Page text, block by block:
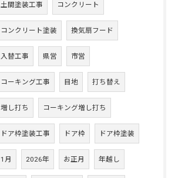
土間塗装工事 コンクリート
コンクリート塗装 換気扇フード
入替工事 県営 市営
コーキング工事 目地 打ち替え
増し打ち コーキング増し打ち
ドア枠塗装工事 ドア枠 ドア枠塗装
1月 2026年 お正月 年越し